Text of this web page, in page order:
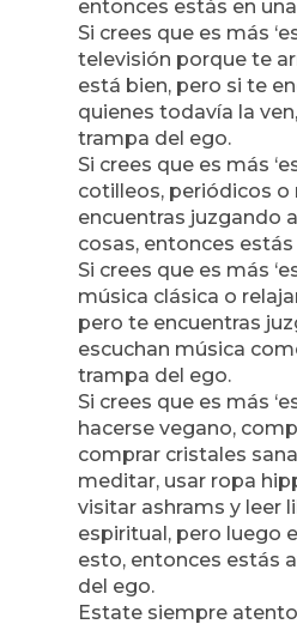
entonces estás en
Si crees que es más
televisión porque te
está bien, pero si te
quienes todavía la
trampa del ego.
Si crees que es más
cotilleos, periódicos o
encuentras juzgando
cosas, entonces
Si crees que es más
música clásica o
pero te encuentras
escuchan música
trampa del ego.
Si crees que es más
hacerse vegano,
comprar cristales
meditar, usar ropa
visitar ashrams y leer
espiritual, pero luego
esto, entonces estás
del ego.
Estate siempre